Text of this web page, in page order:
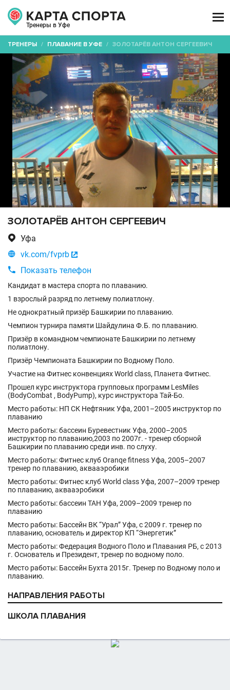
Тренеры в Уфе

ТРЕНЕРЫ / ПЛАВАНИЕ В УФЕ / ЗОЛОТАРЁВ АНТОН СЕРГЕЕВИЧ
ЗОЛОТАРЁВ АНТОН СЕРГЕЕВИЧ
 Уфа
 vk.com/fvprb 

Показать телефон
Кандидат в мастера спорта по плаванию.
1 взрослый разряд по летнему полиатлону.
Не однократный призёр Башкирии по плаванию.
Чемпион турнира памяти Шайдулина Ф.Б. по плаванию.
Призёр в командном чемпионате Башкирии по летнему
полиатлону.
Призёр Чемпионата Башкирии по Водному Поло.
Участие на Фитнес конвенциях World class, Планета Фитнес.
Прошел курс инструктора групповых программ LesMiles
(BodyCombat , BodyPump), курс инструктора Тай-Бо.
Место работы: НП СК Нефтяник Уфа, 2001–2005 инструктор по
плаванию
Место работы: бассеин Буревестник Уфа, 2000–2005
инструктор по плаванию,2003 по 2007г. - тренер сборной
Башкирии по плаванию среди инв. по слуху.
Место работы: Фитнес клуб Oranqe fitness Уфа, 2005–2007
тренер по плаванию, аквааэробики
Место работы: Фитнес клуб World class Уфа, 2007–2009 тренер
по плаванию, аквааэробики
Место работы: бассеин ТАН Уфа, 2009–2009 тренер по
плаванию
Место работы: Бассейн ВК “Урал” Уфа, с 2009 г. тренер по
плаванию, основатель и директор КП “Энергетик”
Место работы: Федерация Водного Поло и Плавания РБ, с 2013
г. Основатель и Президент, тренер по водному поло.
Место работы: Бассейн Бухта 2015г. Тренер по Водному поло и
плаванию.
НАПРАВЛЕНИЯ РАБОТЫ
ШКОЛА ПЛАВАНИЯ